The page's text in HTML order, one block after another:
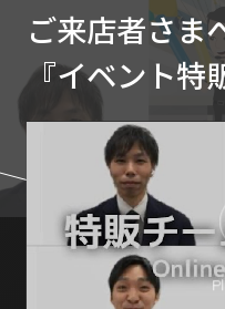
ご来店者さま
『イベント特